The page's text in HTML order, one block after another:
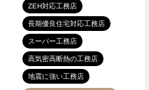
ZEH対応工務店
長期優良住宅対応工務店
スーパー工務店
高気密高断熱の工務店
地震に強い工務店